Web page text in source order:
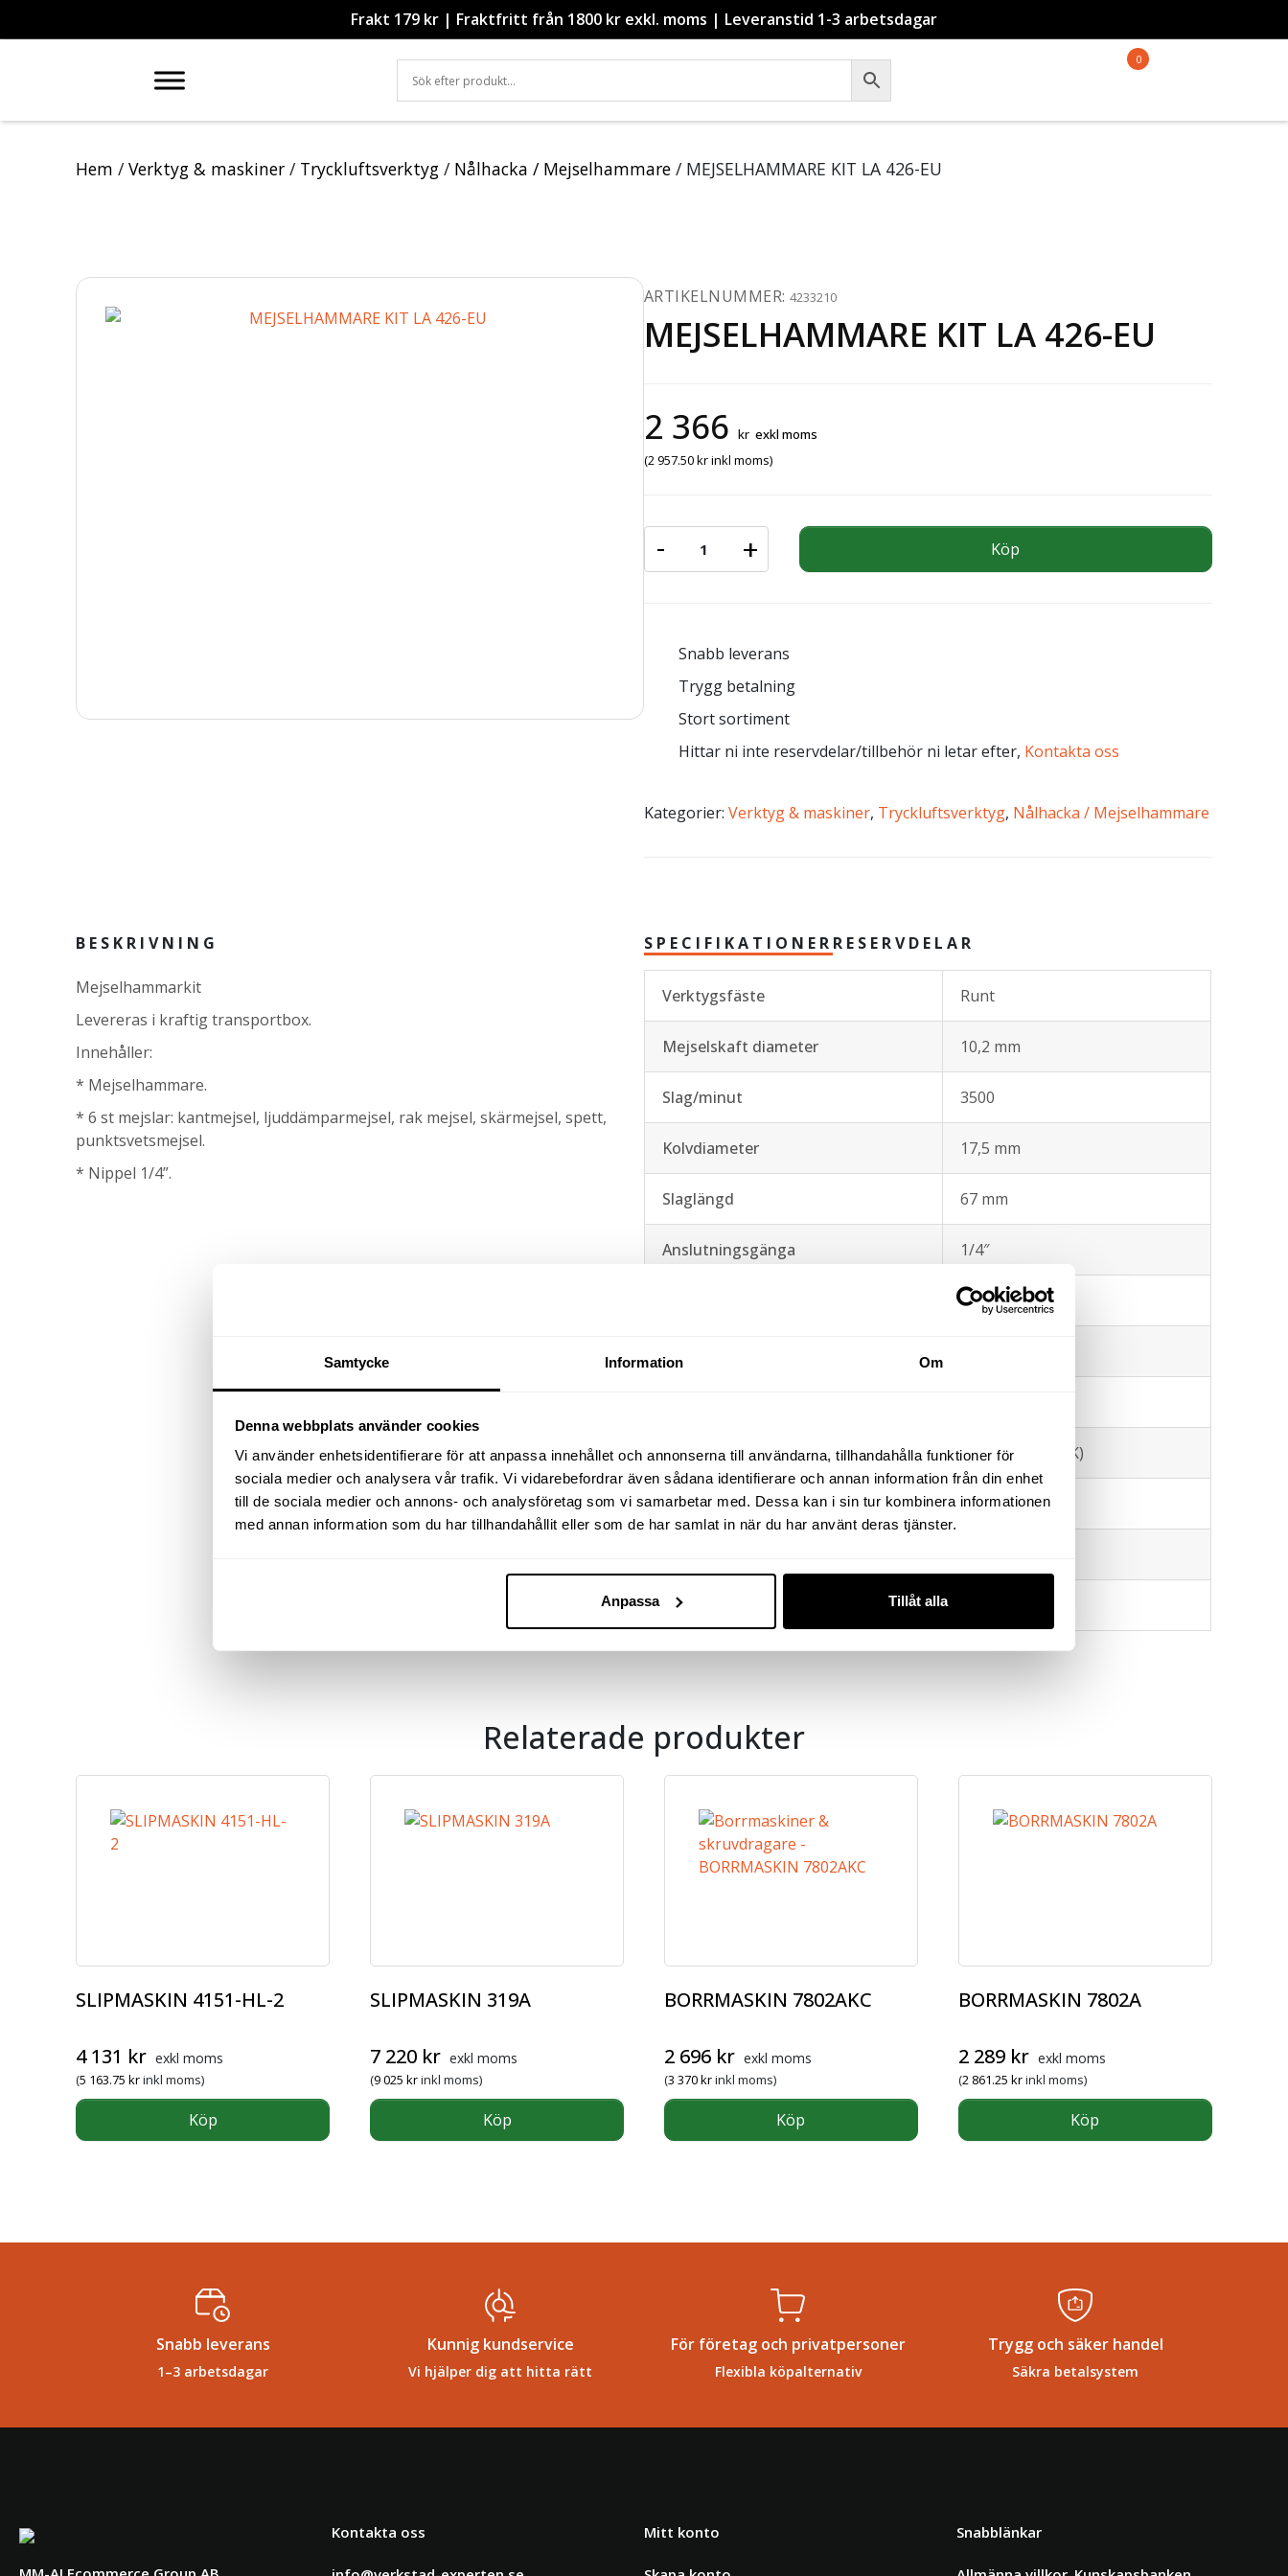
Samtycke Information Om
Denna webbplats använder cookies
Vi använder enhetsidentifierare för att anpassa innehållet och annonserna till användarna, tillhandahålla funktioner för
sociala medier och analysera vår trafik. Vi vidarebefordrar även sådana identifierare och annan information från din enhet
till de sociala medier och annons- och analysföretag som vi samarbetar med. Dessa kan i sin tur kombinera informationen
med annan information som du har tillhandahållit eller som de har samlat in när du har använt deras tjänster.
Anpassa Tillåt alla
Frakt 179 kr | Fraktfritt från 1800 kr exkl. moms | Leveranstid 1-3 arbetsdagar
0
Hem /Verktyg & maskiner / Tryckluftsverktyg / Nålhacka / Mejselhammare / MEJSELHAMMARE KIT LA 426-EU
ARTIKELNUMMER:4233210
MEJSELHAMMARE KIT LA 426-EU
2 366 kr exkl moms
(2 957.50krinkl moms)
- MEJSELHAMMARE KIT LA 426-EU mängd
+ Köp
Snabb leverans
Trygg betalning
Stort sortiment
Hittar ni inte reservdelar/tillbehör ni letar efter, Kontakta oss
Kategorier: Verktyg & maskiner, Tryckluftsverktyg, Nålhacka / Mejselhammare
BESKRIVNING
Mejselhammarkit
Levereras i kraftig transportbox.
Innehåller:
* Mejselhammare.
* 6 st mejslar: kantmejsel, ljuddämparmejsel, rak mejsel, skärmejsel, spett,
punktsvetsmejsel.
* Nippel 1/4”.
SPECIFIKATIONER RESERVDELAR
Verktygsfäste Runt
Mejselskaft diameter 10,2 mm
Slag/minut 3500
Kolvdiameter 17,5 mm
Slaglängd 67 mm
Anslutningsgänga 1/4″
10 mm
Vibration 14,8 (2,2) m/s² (K)
Ljudtryck / Ljudeffekt 104,4/117,4 dB
Vikt
Relaterade produkter
SLIPMASKIN 4151-HL-2
4 131 kr exkl moms
(5 163.75krinkl moms)
Köp
SLIPMASKIN 319A
7 220 kr exkl moms
(9 025krinkl moms)
Köp
BORRMASKIN 7802AKC
2 696 kr exkl moms
(3 370krinkl moms)
Köp
BORRMASKIN 7802A
2 289 kr exkl moms
(2 861.25 krinkl moms)
Köp
Snabb leverans
1–3 arbetsdagar
Kunnig kundservice
Vi hjälper dig att hitta rätt
För företag och privatpersoner
Flexibla köpalternativ
Trygg och säker handel
Säkra betalsystem
Kontakta oss Mitt konto Snabblänkar